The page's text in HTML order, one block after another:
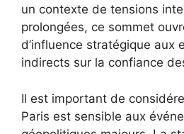
un contexte de tensions
prolongées, ce sommet
d’influence stratégique aux
indirects sur la confiance
Il est important de
Paris est sensible aux